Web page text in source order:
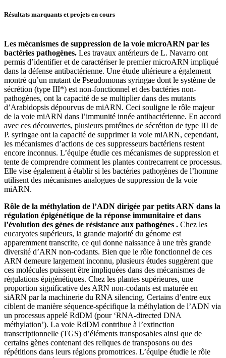
Résultats marquants et projets en cours
Les mécanismes de suppression de la voie microARN par les
bactéries pathogènes. Les travaux antérieurs de L. Navarro ont
permis d’identifier et de caractériser le premier microARN impliqué
dans la défense antibactérienne. Une étude ultérieure a également
montré qu’un mutant de Pseudomonas syringae dont le système de
sécrétion (type III*) est non-fonctionnel et des bactéries non-
pathogènes, ont la capacité de se multiplier dans des mutants
d’Arabidopsis dépourvus de miARN. Ceci souligne le rôle majeur
de la voie miARN dans l’immunité innée antibactérienne. En accord
avec ces découvertes, plusieurs protéines de sécrétion de type III de
P. syringae ont la capacité de supprimer la voie miARN, cependant,
les mécanismes d’actions de ces suppresseurs bactériens restent
encore inconnus. L’équipe étudie ces mécanismes de suppression et
tente de comprendre comment les plantes contrecarrent ce processus.
Elle vise également à établir si les bactéries pathogènes de l’homme
utilisent des mécanismes analogues de suppression de la voie
miARN.
Rôle de la méthylation de l’ADN dirigée par petits ARN dans la
régulation épigénétique de la réponse immunitaire et dans
l’évolution des gènes de résistance aux pathogènes . Chez les
eucaryotes supérieurs, la grande majorité du génome est
apparemment transcrite, ce qui donne naissance à une très grande
diversité d’ARN non-codants. Bien que le rôle fonctionnel de ces
ARN demeure largement inconnu, plusieurs études suggèrent que
ces molécules puissent être impliquées dans des mécanismes de
régulations épigénétiques. Chez les plantes supérieures, une
proportion significative des ARN non-codants est maturée en
siARN par la machinerie du RNA silencing. Certains d’entre eux
ciblent de manière séquence-spécifique la méthylation de l’ADN via
un processus appelé RdDM (pour ‘RNA-directed DNA
méthylation’). La voie RdDM contribue à l’extinction
transcriptionnelle (TGS) d’éléments transposables ainsi que de
certains gènes contenant des reliques de transposons ou des
répétitions dans leurs régions promotrices. L’équipe étudie le rôle